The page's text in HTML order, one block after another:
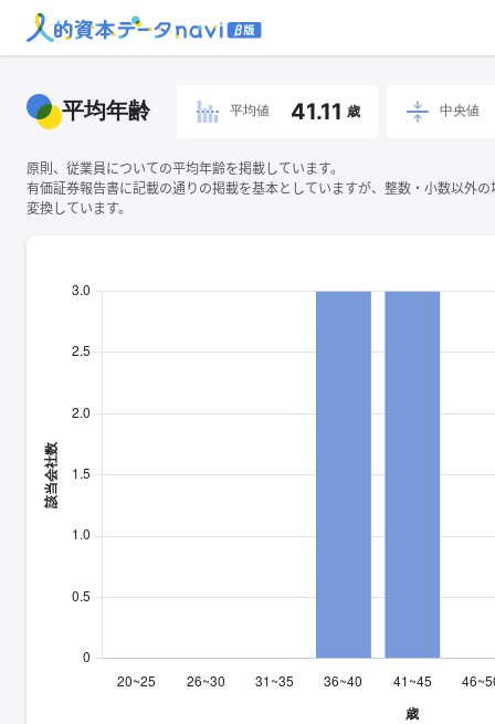
平均年齢 平均値 41.11 歳 中央値
原則、従業員についての平均年齢を掲載しています。
有価証券報告書に記載の通りの掲載を基本としていますが、整数・小数以外
変換しています。